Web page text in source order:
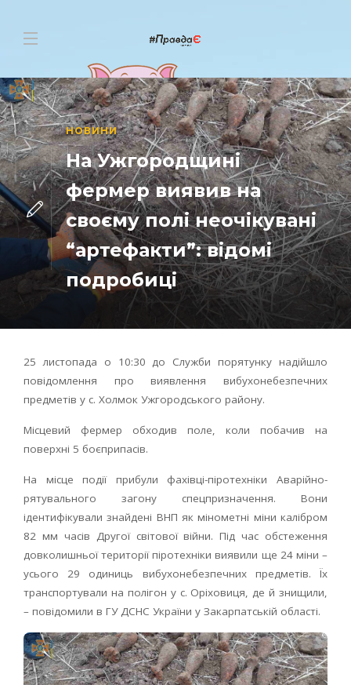
НОВИНИ
На Ужгородщині
фермер виявив на
своєму полі неочікувані
“артефакти”: відомі
подробиці
25 листопада о 10:30 до Служби порятунку надійшло
повідомлення про виявлення вибухонебезпечних
предметів у с. Холмок Ужгородського району.
Місцевий фермер обходив поле, коли побачив на
поверхні 5 боєприпасів.
На місце події прибули фахівці-піротехніки Аварійно-
рятувального загону спецпризначення. Вони
ідентифікували знайдені ВНП як мінометні міни калібром
82 мм часів Другої світової війни. Під час обстеження
довколишньої території піротехніки виявили ще 24 міни –
усього 29 одиниць вибухонебезпечних предметів. Їх
транспортували на полігон у с. Оріховиця, де й знищили,
– повідомили в ГУ ДСНС України у Закарпатській області.